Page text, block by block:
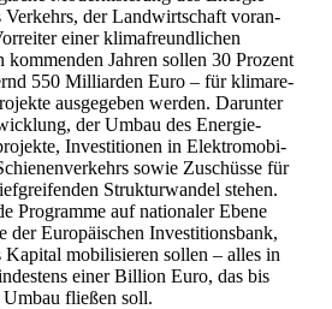
Verkehrs, der Landwirt­schaft voran­
einer klima­freund­lichen
Jahren sollen 30 Prozent
550 Milli­arden Euro – für klima­re­
ausge­geben werden. Darunter
der Umbau des Energie­
Inves­ti­tionen in Elektro­mo­bi­
sowie Zuschüsse für
Struk­tur­wandel stehen.
Programme auf natio­naler Ebene
der Europäi­schen Inves­ti­ti­onsbank,
mobili­sieren sollen – alles in
einer Billion Euro, das bis
fließen soll.